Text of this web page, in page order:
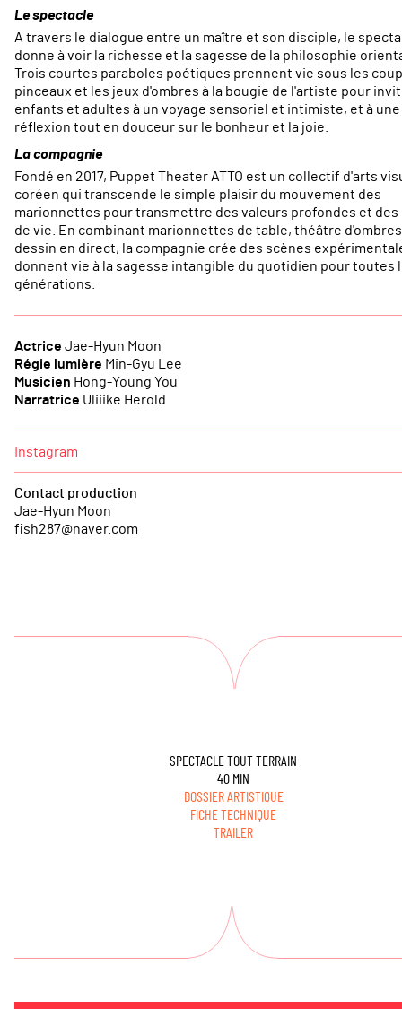
SPECTACLE TOUT TERRAIN
40 MIN
DOSSIER ARTISTIQUE
FICHE TECHNIQUE
TRAILER
Le spectacle
A travers le dialogue entre un maître et son disciple, le
donne à voir la richesse et la sagesse de la philosophie
Trois courtes paraboles poétiques prennent vie sous les
pinceaux et les jeux d'ombres à la bougie de l'artiste pour
enfants et adultes à un voyage sensoriel et intimiste, et à une
réflexion tout en douceur sur le bonheur et la joie.
La compagnie
Fondé en 2017, Puppet Theater ATTO est un collectif d'arts
coréen qui transcende le simple plaisir du mouvement des
marionnettes pour transmettre des valeurs profondes et
de vie. En combinant marionnettes de table, théâtre
dessin en direct, la compagnie crée des scènes
donnent vie à la sagesse intangible du quotidien pour toutes
générations.
Actrice Jae-Hyun Moon
Régie lumière Min-Gyu Lee
Musicien Hong-Young You
Narratrice Uliiike Herold
Instagram
Contact production
Jae-Hyun Moon
fish287@naver.com